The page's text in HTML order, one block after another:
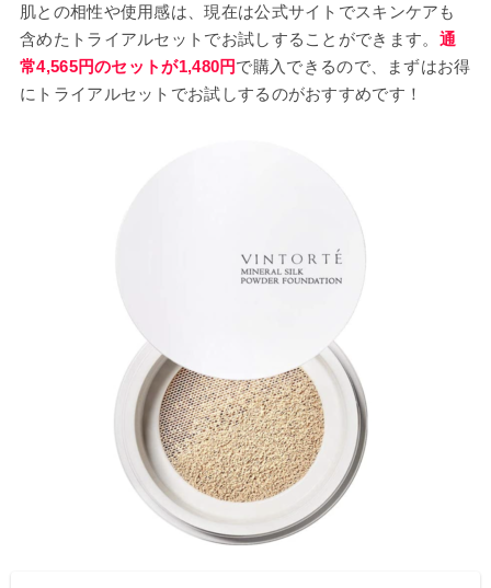
肌との相性や使用感は、現在は公式サイトでスキンケアも
含めたトライアルセットでお試しすることができます。 通
常4,565円のセットが1,480円で購入できるので、まずはお得
にトライアルセットでお試しするのがおすすめです！